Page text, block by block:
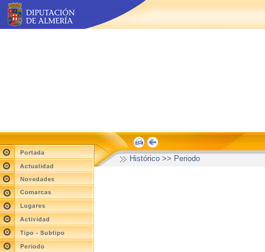
Histórico >> Periodo